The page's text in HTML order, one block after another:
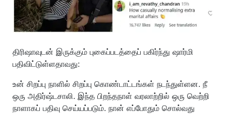
திரிஷாவுடன் இருக்கும் புகைப்படத்தைப் பகிர்ந்து ஷார்மி
பதிவிட்டுள்ளதாவது:
உன் சிறப்பு நாளில் சிறப்பு கொண்டாட்டங்கள் நடந்துள்ளன. நீ
ஒரு அதிர்ஷ்டசாலி. இந்த பிறந்தநாள் வரலாற்றில் ஒரு வெற்றி
நாளாகப் பதிவு செய்யப்படும். நான் எப்போதும் சொல்வது